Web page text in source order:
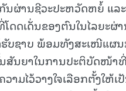
ນຜ່ານຊີວະປະຫວັດຫຍໍ້ ແລ
ດດເດັ່ນຂອງຕົນໃນໄລຍະຜ່
ຮັບຊາບ ພ້ອມທັງສະເໜີແຜ
ສັນຍາໃນການປະຕິບັດໜ້າທີ່
າມໄວ້ວາງໃຈເລືອກຕັ້ງໃຫ້ເ